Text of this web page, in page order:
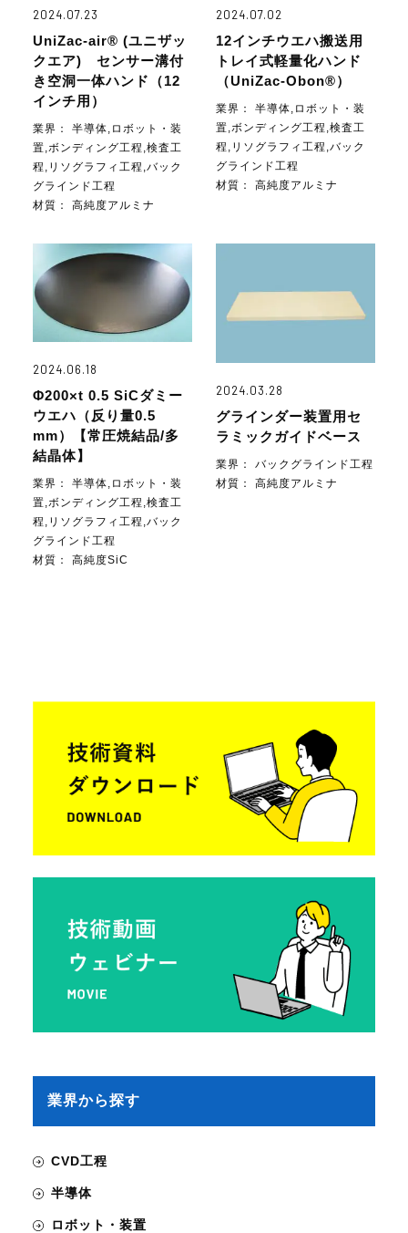
2024.07.23
UniZac-air® (ユニザッ
クエア) センサー溝付
き空洞一体ハンド（12
インチ用）
業界： 半導体,ロボット・装
置,ボンディング工程,検査工
程,リソグラフィ工程,バック
グラインド工程
材質： 高純度アルミナ
2024.07.02
12インチウエハ搬送用
トレイ式軽量化ハンド
（UniZac-Obon®）
業界：半導体,ロボット・装
置,ボンディング工程,検査工
程,リソグラフィ工程,バック
グラインド工程
材質：高純度アルミナ
2024.06.18
Φ200×t 0.5 SiCダミー
ウエハ（反り量0.5
mm）【常圧焼結品/多
結晶体】
業界： 半導体,ロボット・装
置,ボンディング工程,検査工
程,リソグラフィ工程,バック
グラインド工程
材質： 高純度SiC
2024.03.28
グラインダー装置用セ
ラミックガイドベース
業界：バックグラインド工程
材質：高純度アルミナ
業界から探す
CVD工程
半導体
ロボット・装置